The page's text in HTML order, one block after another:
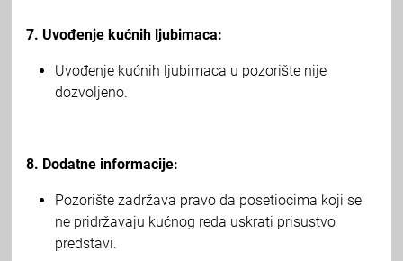
7. Uvođenje kućnih ljubimaca:
Uvođenje kućnih ljubimaca u pozorište nije
dozvoljeno.
8. Dodatne informacije:
Pozorište zadržava pravo da posetiocima koji se
ne pridržavaju kućnog reda uskrati prisustvo
predstavi.